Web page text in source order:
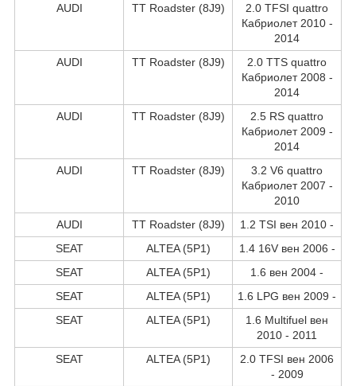
AUDI
TT Roadster (8J9)
2.0 TFSI quattro
Кабриолет 2010 -
2014
AUDI
TT Roadster (8J9)
2.0 TTS quattro
Кабриолет 2008 -
2014
AUDI
TT Roadster (8J9)
2.5 RS quattro
Кабриолет 2009 -
2014
AUDI
TT Roadster (8J9)
3.2 V6 quattro
Кабриолет 2007 -
2010
AUDI
TT Roadster (8J9)
1.2 TSI вен 2010 -
SEAT
ALTEA (5P1)
1.4 16V вен 2006 -
SEAT
ALTEA (5P1)
1.6 вен 2004 -
SEAT
ALTEA (5P1)
1.6 LPG вен 2009 -
SEAT
ALTEA (5P1)
1.6 Multifuel вен
2010 - 2011
SEAT
ALTEA (5P1)
2.0 TFSI вен 2006
- 2009